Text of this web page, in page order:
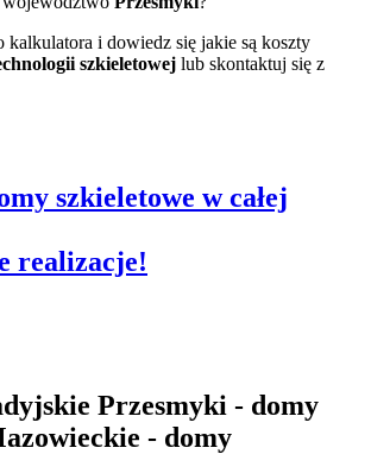
kalkulatora i dowiedz się jakie są koszty
szkieletowej lub skontaktuj się z
szkieletowe w całej
realizacje!
Przesmyki - domy
- domy